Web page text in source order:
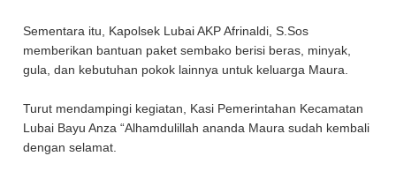
Sementara itu, Kapolsek Lubai AKP Afrinaldi, S.Sos
memberikan bantuan paket sembako berisi beras, minyak,
gula, dan kebutuhan pokok lainnya untuk keluarga Maura.
Turut mendampingi kegiatan, Kasi Pemerintahan Kecamatan
Lubai Bayu Anza “Alhamdulillah ananda Maura sudah kembali
dengan selamat.